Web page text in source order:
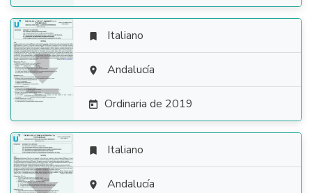

 Italiano
 Andalucía
 Ordinaria de 2019
 Italiano
 Andalucía